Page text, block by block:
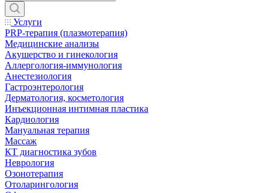
Услуги
PRP-терапия (плазмотерапия)
Медицинские анализы
Акушерство и гинекология
Аллергология-иммунология
Анестезиология
Гастроэнтерология
Дерматология, косметология
Инъекционная интимная пластика
Кардиология
Мануальная терапия
Массаж
КТ диагностика зубов
Неврология
Озонотерапия
Отоларингология